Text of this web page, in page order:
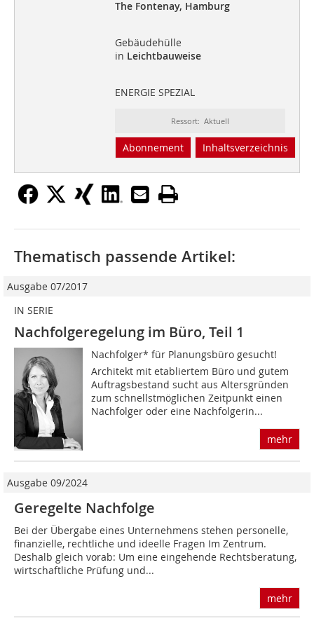
The Fontenay, Hamburg
Gebäudehülle
in Leichtbauweise
ENERGIE SPEZIAL
Ressort: Aktuell
Abonnement Inhaltsverzeichnis
Thematisch passende Artikel:
Ausgabe 07/2017
IN SERIE
Nachfolgeregelung im Büro, Teil 1
Nachfolger* für Planungsbüro gesucht!
Architekt mit etabliertem Büro und gutem
Auftragsbestand sucht aus Altersgründen
zum schnellstmöglichen Zeitpunkt einen
Nachfolger oder eine Nachfolgerin...
mehr
Ausgabe 09/2024
Geregelte Nachfolge
Bei der Übergabe eines Unternehmens stehen personelle,
finanzielle, rechtliche und ideelle Fragen Im Zentrum.
Deshalb gleich vorab: Um eine eingehende Rechtsberatung,
wirtschaftliche Prüfung und...
mehr